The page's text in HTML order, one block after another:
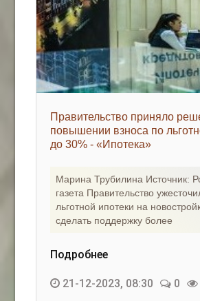
Правительство приняло
повышении взноса по
до 30% - «Ипотека»
Марина Трубилина Источник:
газета Правительство
льготной ипотеки на
сделать поддержку более
Подробнее
21-12-2023, 08:30 0